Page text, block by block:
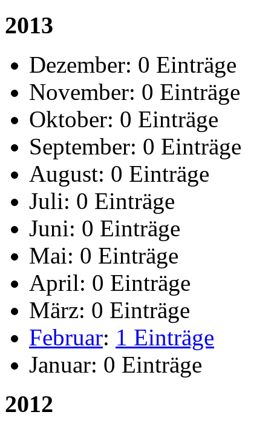
2013
Dezember: 0 Einträge
November: 0 Einträge
Oktober: 0 Einträge
September: 0 Einträge
August: 0 Einträge
Juli: 0 Einträge
Juni: 0 Einträge
Mai: 0 Einträge
April: 0 Einträge
März: 0 Einträge
Februar: 1 Einträge
Januar: 0 Einträge
2012